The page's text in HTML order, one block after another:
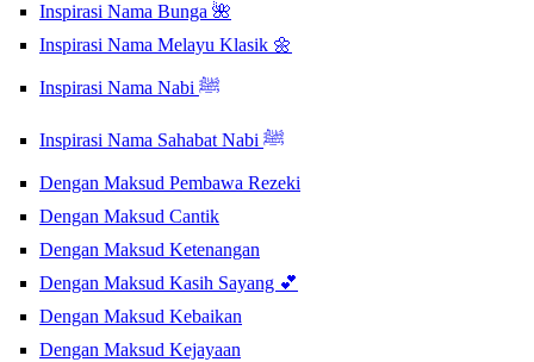
Inspirasi Nama Bunga 🌺
Inspirasi Nama Melayu Klasik 🌼
Inspirasi Nama Nabi ﷺ
Inspirasi Nama Sahabat Nabi ﷺ
Dengan Maksud Pembawa Rezeki
Dengan Maksud Cantik
Dengan Maksud Ketenangan
Dengan Maksud Kasih Sayang 💕
Dengan Maksud Kebaikan
Dengan Maksud Kejayaan